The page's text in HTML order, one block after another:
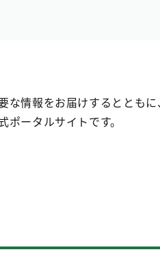
な情報をお届けするととも
ータルサイトです。